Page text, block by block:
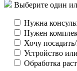
Выберите один
Нужна
Нужен
Хочу
Устройство
Обработка